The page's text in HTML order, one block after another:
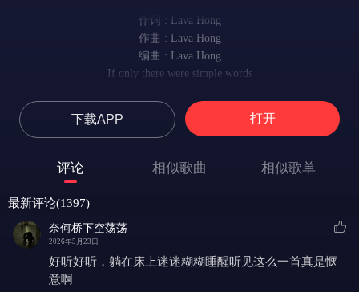
作词 : Lava Hong
作曲 : Lava Hong
编曲 : Lava Hong
If only there were simple words
To wash away the gray
可拂去眉间灰霾
It’s beautiful, the letting go
原来放手亦是美
Like nights let go of day
似曾相识，却又新生
下载APP 打开
评论 相似歌曲 相似歌单
最新评论(1397)
奈何桥下空荡荡
2026年5月23日
好听好听，躺在床上迷迷糊糊睡醒听见这么一首真是惬
意啊